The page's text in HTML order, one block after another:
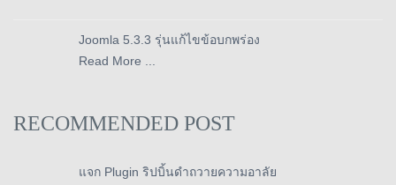
Joomla 5.3.3 รุ่นแก้ไขข้อบกพร่อง
Read More ...
RECOMMENDED POST
แจก Plugin ริปบิ้นดำถวายความอาลัย